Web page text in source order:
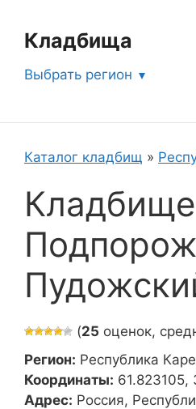
содержимому
Кладбища
Выбрать регион
Каталог кладбищ »
(25 оценок,
Регион: Республика
Координаты: 61.823105,
Адрес: Россия,